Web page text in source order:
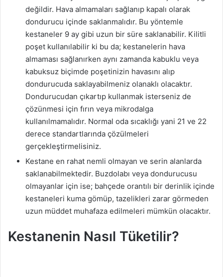
değildir. Hava almamaları sağlanıp kapalı olarak
dondurucu içinde saklanmalıdır. Bu yöntemle
kestaneler 9 ay gibi uzun bir süre saklanabilir. Kilitli
poşet kullanılabilir ki bu da; kestanelerin hava
almaması sağlanırken aynı zamanda kabuklu veya
kabuksuz biçimde poşetinizin havasını alıp
dondurucuda saklayabilmeniz olanaklı olacaktır.
Dondurucudan çıkartıp kullanmak isterseniz de
çözünmesi için fırın veya mikrodalga
kullanılmamalıdır. Normal oda sıcaklığı yani 21 ve 22
derece standartlarında çözülmeleri
gerçekleştirmelisiniz.
Kestane en rahat nemli olmayan ve serin alanlarda
saklanabilmektedir. Buzdolabı veya dondurucusu
olmayanlar için ise; bahçede orantılı bir derinlik içinde
kestaneleri kuma gömüp, tazelikleri zarar görmeden
uzun müddet muhafaza edilmeleri mümkün olacaktır.
Kestanenin Nasıl Tüketilir?